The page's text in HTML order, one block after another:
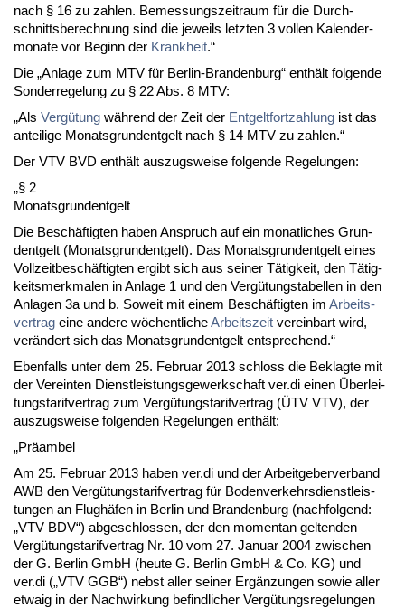
nach § 16 zu zah­len. Be­mes­sungs­zeit­raum für die Durch­
schnitts­be­rech­nung sind die je­weils letz­ten 3 vol­len Ka­len­der­
mo­na­te vor Be­ginn der Krank­heit.“
Die „An­la­ge zum MTV für Ber­lin-Bran­den­burg“ enthält fol­gen­de
Son­der­re­ge­lung zu § 22 Abs. 8 MTV:
„Als Vergütung während der Zeit der Ent­gelt­fort­zah­lung ist das
an­tei­li­ge Mo­nats­grun­dent­gelt nach § 14 MTV zu zah­len.“
Der VTV BVD enthält aus­zugs­wei­se fol­gen­de Re­ge­lun­gen:
„§ 2
Mo­nats­grun­dent­gelt
Die Beschäftig­ten ha­ben An­spruch auf ein mo­nat­li­ches Grun­
dent­gelt (Mo­nats­grun­dent­gelt). Das Mo­nats­grun­dent­gelt ei­nes
Voll­zeit­beschäftig­ten er­gibt sich aus sei­ner Tätig­keit, den Tätig­
keits­merk­ma­len in An­la­ge 1 und den Vergütungs­ta­bel­len in den
An­la­gen 3a und b. So­weit mit ei­nem Beschäftig­ten im Ar­beits­
ver­trag ei­ne an­de­re wöchent­li­cheAr­beits­zeit ver­ein­bart wird,
verändert sich das Mo­nats­grun­dent­gelt ent­spre­chend.“
Eben­falls un­ter dem 25. Fe­bru­ar 2013 schloss die Be­klag­te mit
der Ver­ein­ten Dienst­leis­tungs­ge­werk­schaft ver.di ei­nen Über­lei­
tungs­ta­rif­ver­trag zum Vergütungs­ta­rif­ver­trag (ÜTV VTV), der
aus­zugs­wei­se fol­gen­den Re­ge­lun­gen enthält:
„Präam­bel
Am 25. Fe­bru­ar 2013 ha­ben ver.di und der Ar­beit­ge­ber­ver­band
AWB den Vergütungs­ta­rif­ver­trag für Bo­den­ver­kehrs­dienst­leis­
tun­gen an Flughäfen in Ber­lin und Bran­den­burg (nach­fol­gend:
„VTV BDV“) ab­ge­schlos­sen, der den mo­men­tan gel­ten­den
Vergütungs­ta­rif­ver­trag Nr. 10 vom 27. Ja­nu­ar 2004 zwi­schen
der G. Ber­lin GmbH (heu­te G. Ber­lin GmbH & Co. KG) und
ver.di („VTV GGB“) nebst al­ler sei­ner Ergänzun­gen so­wie al­ler
et­waig in der Nach­wir­kung be­find­li­cher Vergütungs­re­ge­lun­gen